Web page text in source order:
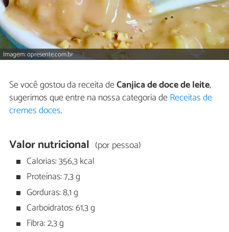
Imagem: opresente.com.br
Se você gostou da receita deCanjica de doce de leite,
sugerimos que entre na nossa categoria deReceitas de
cremes doces.
Valor nutricional (por pessoa)
Calorias: 356,3 kcal
Proteínas: 7,3 g
Gorduras: 8,1 g
Carboidratos: 61,3 g
Fibra: 2,3 g